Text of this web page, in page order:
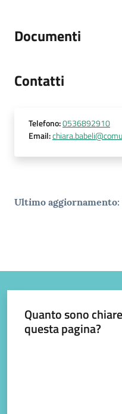
Documenti
Contatti
Telefono:0536892910
Email:
Ultimo aggiornamento:
Quanto sono
questa pagina?